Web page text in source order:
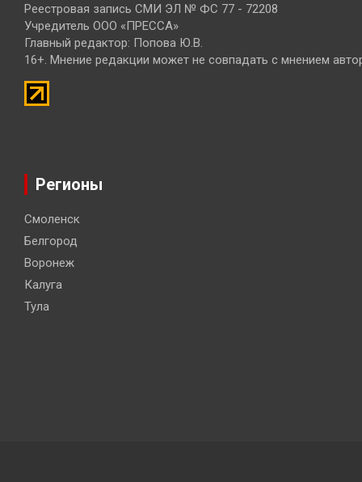
Реестровая запись СМИ ЭЛ № ФС 77 - 72208
Учредитель ООО «ПРЕССА»
Главный редактор: Попова Ю.В.
16+. Мнение редакции может не совпадать с мнением
Регионы
Смоленск
Белгород
Воронеж
Калуга
Тула